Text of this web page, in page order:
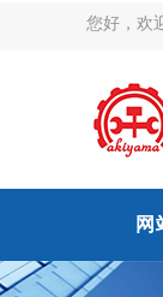
您好，欢
网